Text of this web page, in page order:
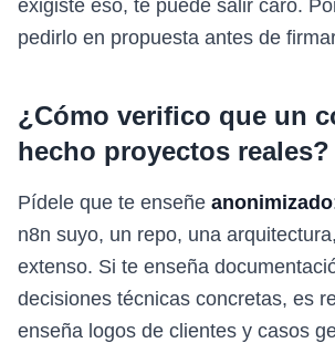
exigiste eso, te puede salir caro.
pedirlo en propuesta antes de
¿Cómo verifico que un
hecho proyectos reales?
Pídele que te enseñe anonimizado
n8n suyo, un repo, una
extenso. Si te enseña
decisiones técnicas concretas, es
enseña logos de clientes y casos